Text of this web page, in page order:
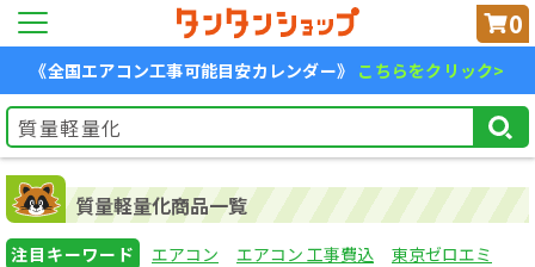
0
《全国エアコン工事可能目安カレンダー》 こちらをクリック>
質量軽量化商品一覧
注目キーワード エアコン エアコン 工事費込
東京ゼロエミ